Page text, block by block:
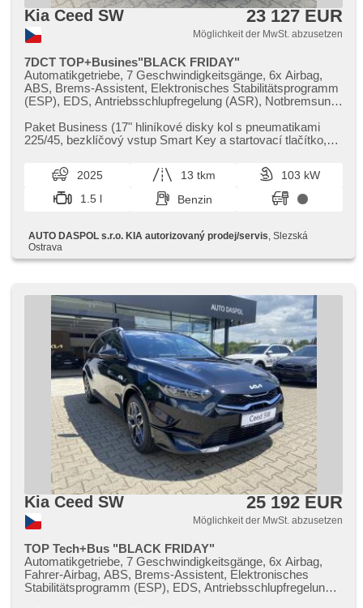
Kia Ceed SW 23 127 EUR
Möglichkeit der MwSt. abzusetzen
7DCT TOP+Busines"BLACK FRIDAY"
Automatikgetriebe, 7 Geschwindigkeitsgänge, 6x Airbag,
ABS, Brems-Assistent, Elektronisches Stabilitätsprogramm
(ESP), EDS, Antriebsschlupfregelung (ASR), Notbremsung
asistent jízdy v jízdním pruhu, Überwachung der Ermüdung
des Fahrers, Servolenkung, 2-Zonen Klimaanlage,
erfüllt 'EURO VI', Bordcomputer, Navigation, parkovací
senzory přední, parkovací senzory zadní, Fahrkamera,
bezklíčové startování, Lenkrad einstellbar,
Multifunktionslenkrad, beheizte Lenkrad, hands free, Android
telefonů, Bluetooth, El. Seitenscheiben, El. Vorderscheiben,
dojezdové rezervní kolo, El. Klappspiegel, El. Spiegel,
starten per Taste, Wegfahrsperre, Zentralverriegelung mit
Vorderlichter LED, Heck LED Leuchte, Nebelscheinwerfer,
Start-Stop System, USB, Autoradio, digitální příjem rádia
(DAB), Außenthermometer, beheizte Spiegel, Teilbare
Rücksitzbank, zadní loketní opěrka, Heckscheibenwischer,
zatmavená zadní skla, přední pohon, El. Anlasser, Garantie
Paket Business (17" hliníkové disky kol s pneumatikami
225/45,​ bezklíčový vstup Smart Key a startovací tlačítko,​
2025 13 tkm
103 kW
1.5 l
Benzin
AUTO DASPOL s.r.o. KIA autorizovaný prodej/servis , Slezská
Ostrava
Kia Ceed SW 25 192 EUR
Möglichkeit der MwSt. abzusetzen
TOP Tech+Bus "BLACK FRIDAY"
Automatikgetriebe, 7 Geschwindigkeitsgänge, 6x Airbag,
Fahrer-Airbag, ABS, Brems-Assistent, Elektronisches
Stabilitätsprogramm (ESP), EDS, Antriebsschlupfregelung